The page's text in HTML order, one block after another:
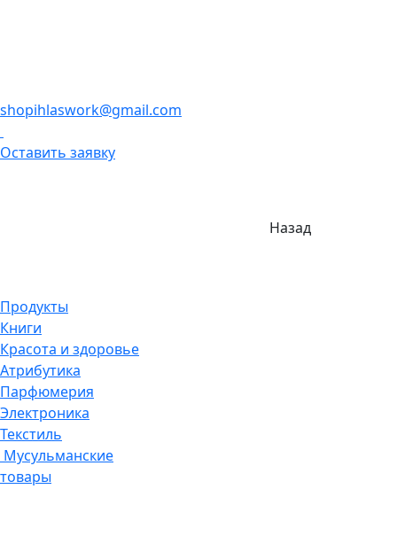
shopihlaswork@gmail.com
Оставить заявку
Назад
Продукты
Книги
Красота и здоровье
Атрибутика
Парфюмерия
Электроника
Текстиль
Мусульманские
товары